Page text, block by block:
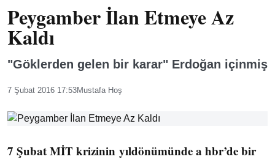
Peygamber İlan Etmeye Az
Kaldı
"Göklerden gelen bir karar" Erdoğan içinmiş
7 Şubat 2016 17:53Mustafa Hoş
7 Şubat MİT krizinin yıldönümünde a hbr’de bir